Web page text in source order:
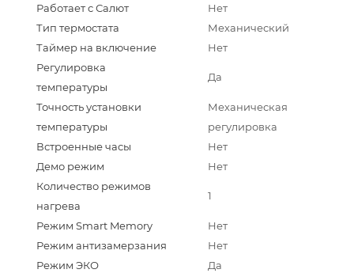
Работает с Салют
Нет
Тип термостата
Механический
Таймер на включение
Нет
Регулировка
температуры
Да
Точность установки
температуры
Механическая
регулировка
Встроенные часы
Нет
Демо режим
Нет
Количество режимов
нагрева
1
Режим Smart Memory
Нет
Режим антизамерзания
Нет
Режим ЭКО
Да